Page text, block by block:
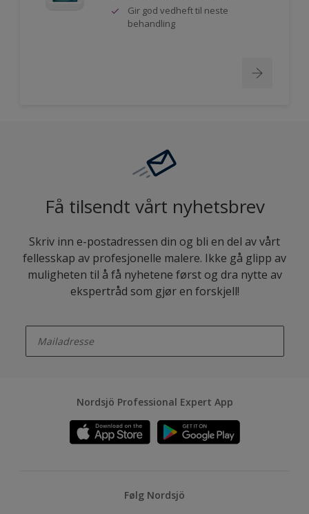
Gir god vedheft til neste
behandling
Få tilsendt vårt nyhetsbrev
Skriv inn e-postadressen din og bli en del av vårt
fellesskap av profesjonelle malere. Ikke gå glipp av
muligheten til å få nyhetene først og dra nytte av
ekspertråd som gjør en forskjell!
Nordsjö Professional Expert App
Følg Nordsjö